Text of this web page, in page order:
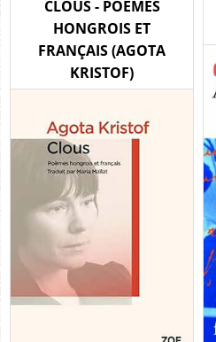
CLOUS - POÈMES
HONGROIS ET
FRANÇAIS (AGOTA
KRISTOF)